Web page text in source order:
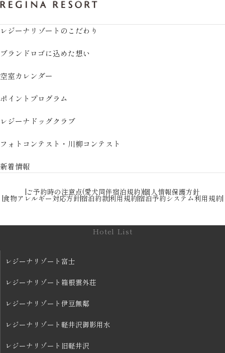
レジーナリゾートのこだわり
ブランドロゴに込めた想い
空室カレンダー
ポイントプログラム
レジーナドッグクラブ
フォトコンテスト・川柳コンテスト
新着情報
ご予約時の注意点(愛犬同伴宿泊規約)個人情報保護方針
食物アレルギー対応方針宿泊約款利用規約宿泊予約システム利用規約
Hotel List
レジーナリゾート富士
レジーナリゾート箱根雲外荘
レジーナリゾート伊豆無鄰
レジーナリゾート軽井沢御影用水
レジーナリゾート旧軽井沢